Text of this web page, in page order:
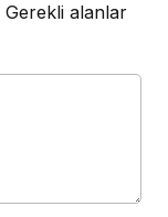
Gerekli alanlar